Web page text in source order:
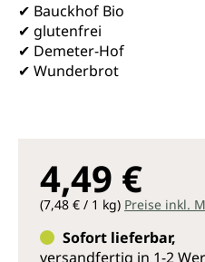
✔ Bauckhof Bio
✔ glutenfrei
✔ Demeter-Hof
✔ Wunderbrot
4,49 €
(7,48 € / 1 kg) Preise inkl.
Sofort lieferbar,
versandfertig in 1-2